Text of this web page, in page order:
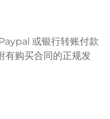
或银行转账付款
有购买合同的正规发